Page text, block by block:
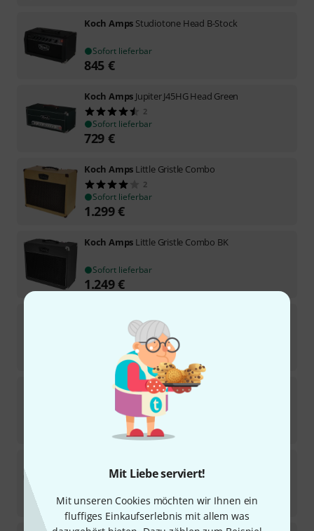
Mit Liebe serviert!
Mit unseren Cookies möchten wir Ihnen ein
fluffiges Einkaufserlebnis mit allem was
Koch Amps Studiotone Head B-Stock
Sofort lieferbar
845 €
Koch Amps Jupiter J45HG Head Green
2
Sofort lieferbar
729 €
Koch Amps Little Gristle Combo
2
Sofort lieferbar
1.299€
Koch Amps Little Gristle Combo BK
Sofort lieferbar
1.249€
Lieferbar in mehreren Monaten
€
Koch Amps Classictone II Combo; 40 Watt
Lieferbar in mehreren Monaten
€
1.299 €